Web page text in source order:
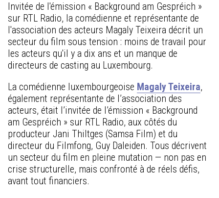
Invitée de l'émission « Background am Gespréich »
sur RTL Radio, la comédienne et représentante de
l'association des acteurs Magaly Teixeira décrit un
secteur du film sous tension : moins de travail pour
les acteurs qu'il y a dix ans et un manque de
directeurs de casting au Luxembourg.
La comédienne luxembourgeoise Magaly Teixeira,
également représentante de l’association des
acteurs, était l’invitée de l’émission « Background
am Gespréich » sur RTL Radio, aux côtés du
producteur Jani Thiltges (Samsa Film) et du
directeur du Filmfong, Guy Daleiden. Tous décrivent
un secteur du film en pleine mutation — non pas en
crise structurelle, mais confronté à de réels défis,
avant tout financiers.